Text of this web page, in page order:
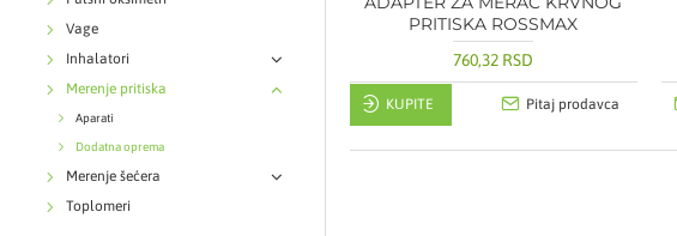
Vage
Inhalatori
Merenje pritiska
Aparati
Dodatna oprema
Merenje šećera
Toplomeri
PRITISKA ROSSMAX
760,32 RSD
KUPITE Pitaj prodavca